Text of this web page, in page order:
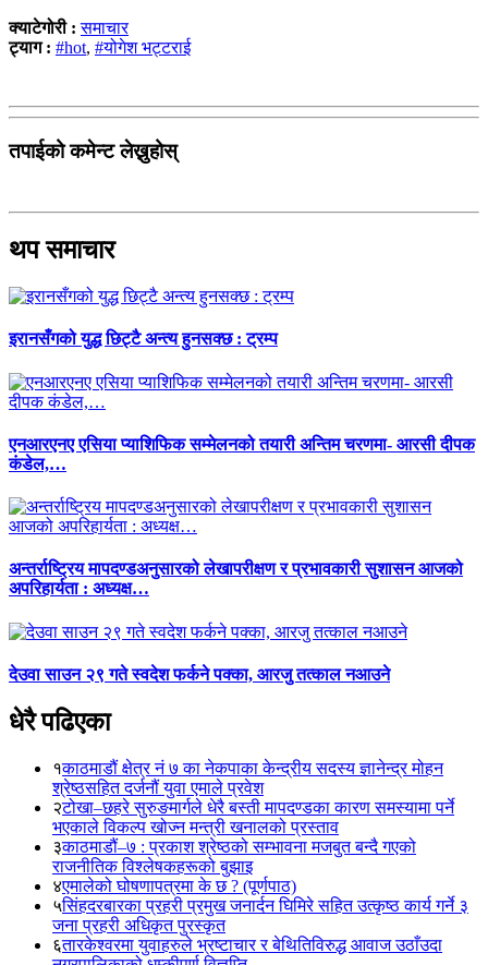
क्याटेगोरी :समाचार
ट्याग : #hot, #योगेश भट्टराई
तपाईको कमेन्ट लेख्नुहोस्
थप समाचार
इरानसँगको युद्ध छिट्टै अन्त्य हुनसक्छ : ट्रम्प
एनआरएनए एसिया प्याशिफिक सम्मेलनको तयारी अन्तिम चरणमा- आरसी दीपक
कंडेल,…
अन्तर्राष्ट्रिय मापदण्डअनुसारको लेखापरीक्षण र प्रभावकारी सुशासन आजको
अपरिहार्यता : अध्यक्ष…
देउवा साउन २९ गते स्वदेश फर्कने पक्का, आरजु तत्काल नआउने
धेरै पढिएका
१काठमाडौं क्षेत्र नं ७ का नेकपाका केन्द्रीय सदस्य ज्ञानेन्द्र मोहन
श्रेष्ठसहित दर्जनौं युवा एमाले प्रवेश
२टोखा–छहरे सुरुङमार्गले धेरै बस्ती मापदण्डका कारण समस्यामा पर्ने
भएकाले विकल्प खोज्न मन्त्री खनालको प्रस्ताव
३काठमाडौं–७ : प्रकाश श्रेष्ठको सम्भावना मजबुत बन्दै गएको
राजनीतिक विश्लेषकहरूको बुझाइ
४एमालेको घोषणापत्रमा के छ ? (पूर्णपाठ)
५सिंहदरबारका प्रहरी प्रमुख जनार्दन घिमिरे सहित उत्कृष्ठ कार्य गर्ने ३
जना प्रहरी अधिकृत पुरस्कृत
६तारकेश्वरमा युवाहरुले भ्रष्टाचार र बेथितिविरुद्ध आवाज उठाँउदा